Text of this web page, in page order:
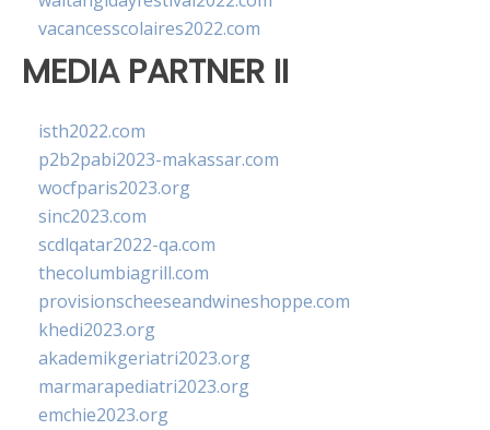
vacancesscolaires2022.com
MEDIA PARTNER II
isth2022.com
p2b2pabi2023-makassar.com
wocfparis2023.org
sinc2023.com
scdlqatar2022-qa.com
thecolumbiagrill.com
provisionscheeseandwineshoppe.com
khedi2023.org
akademikgeriatri2023.org
marmarapediatri2023.org
emchie2023.org